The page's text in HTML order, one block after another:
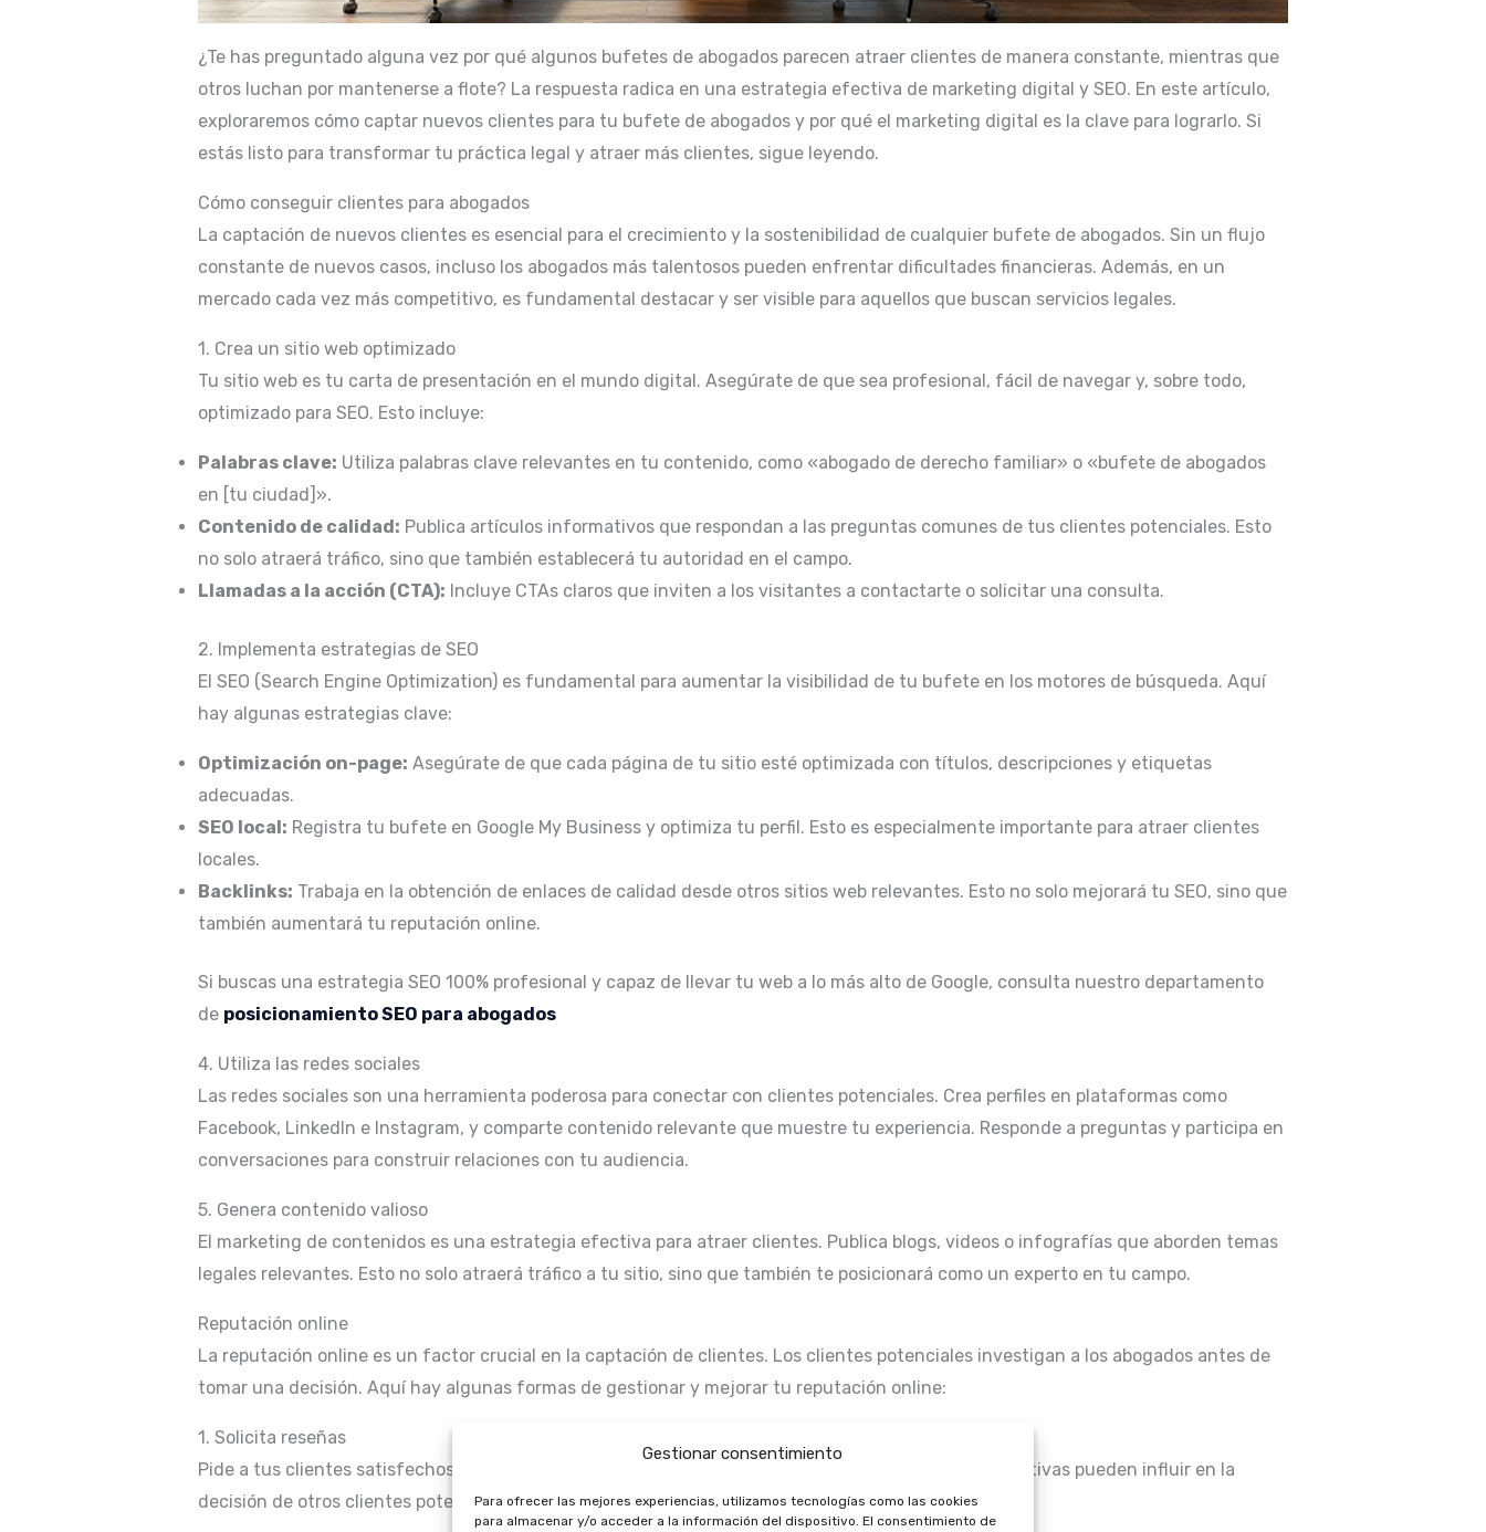
Gestionar consentimiento
Para ofrecer las mejores experiencias, utilizamos tecnologías como las cookies
para almacenar y/o acceder a la información del dispositivo. El consentimiento de
¿Te has preguntado alguna vez por qué algunos bufetes de abogados parecen atraer clientes de manera constante, mientras que
otros luchan por mantenerse a flote? La respuesta radica en una estrategia efectiva de marketing digital y SEO. En este artículo,
exploraremos cómo captar nuevos clientes para tu bufete de abogados y por qué el marketing digital es la clave para lograrlo. Si
estás listo para transformar tu práctica legal y atraer más clientes, sigue leyendo.
Cómo conseguir clientes para abogados
La captación de nuevos clientes es esencial para el crecimiento y la sostenibilidad de cualquier bufete de abogados. Sin un flujo
constante de nuevos casos, incluso los abogados más talentosos pueden enfrentar dificultades financieras. Además, en un
mercado cada vez más competitivo, es fundamental destacar y ser visible para aquellos que buscan servicios legales.
1. Crea un sitio web optimizado
Tu sitio web es tu carta de presentación en el mundo digital. Asegúrate de que sea profesional, fácil de navegar y, sobre todo,
optimizado para SEO. Esto incluye:
Palabras clave: Utiliza palabras clave relevantes en tu contenido, como «abogado de derecho familiar» o «bufete de abogados
en [tu ciudad]».
Contenido de calidad: Publica artículos informativos que respondan a las preguntas comunes de tus clientes potenciales. Esto
no solo atraerá tráfico, sino que también establecerá tu autoridad en el campo.
Llamadas a la acción (CTA): Incluye CTAs claros que inviten a los visitantes a contactarte o solicitar una consulta.
2. Implementa estrategias de SEO
El SEO (Search Engine Optimization) es fundamental para aumentar la visibilidad de tu bufete en los motores de búsqueda. Aquí
hay algunas estrategias clave:
Optimización on-page: Asegúrate de que cada página de tu sitio esté optimizada con títulos, descripciones y etiquetas
adecuadas.
SEO local: Registra tu bufete en Google My Business y optimiza tu perfil. Esto es especialmente importante para atraer clientes
locales.
Backlinks: Trabaja en la obtención de enlaces de calidad desde otros sitios web relevantes. Esto no solo mejorará tu SEO, sino que
también aumentará tu reputación online.
Si buscas una estrategia SEO 100% profesional y capaz de llevar tu web a lo más alto de Google, consulta nuestro departamento
de posicionamiento SEO para abogados
4. Utiliza las redes sociales
Las redes sociales son una herramienta poderosa para conectar con clientes potenciales. Crea perfiles en plataformas como
Facebook, LinkedIn e Instagram, y comparte contenido relevante que muestre tu experiencia. Responde a preguntas y participa en
conversaciones para construir relaciones con tu audiencia.
5. Genera contenido valioso
El marketing de contenidos es una estrategia efectiva para atraer clientes. Publica blogs, videos o infografías que aborden temas
legales relevantes. Esto no solo atraerá tráfico a tu sitio, sino que también te posicionará como un experto en tu campo.
Reputación online
La reputación online es un factor crucial en la captación de clientes. Los clientes potenciales investigan a los abogados antes de
tomar una decisión. Aquí hay algunas formas de gestionar y mejorar tu reputación online:
1. Solicita reseñas
Pide a tus clientes satisfechos que dejen reseñas en Google, Yelp o en tu sitio web. Las reseñas positivas pueden influir en la
decisión de otros clientes potenciales.